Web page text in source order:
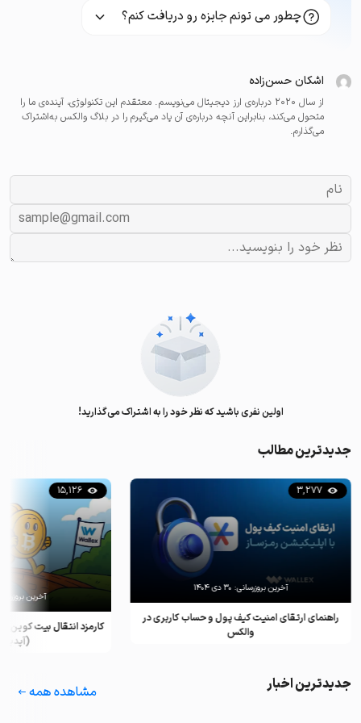
چطور می تونم جایزه رو دریافت کنم؟
اشکان حسن‌زاده
از سال ۲۰۲۰ درباره‌ی ارز دیجیتال می‌نویسم. معتقدم این تکنولوژی، آینده‌ی ما را
متحول می‌کند، بنابراین آنچه درباره‌ی آن یاد می‌گیرم را در بلاگ والکس به‌اشتراک
می‌گذارم.
اولین نفری باشید که نظر خود را به اشتراک می‌گذارید!
جدیدترین مطالب
راهنمای ارتقای امنیت کیف پول و حساب کاربری در
والکس
3,277
آخرین بروزرسانی: ۳۰ دی ۱۴۰۴
کارمزد انتقال بیت کوین
(آپدیت
15,126
آخرین
جدیدترین اخبار مشاهده همه